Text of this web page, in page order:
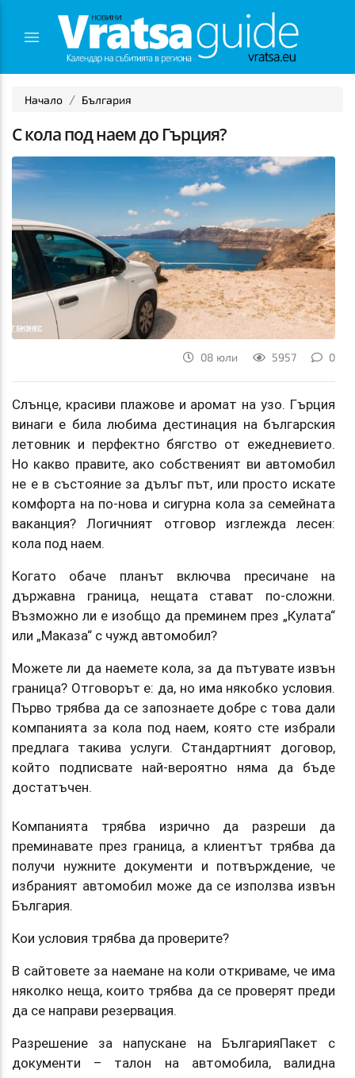
Начало България
С кола под наем до Гърция?
08 юли 5957 0
Слънце, красиви плажове и аромат на узо. Гърция
винаги е била любима дестинация на българския
летовник и перфектно бягство от ежедневието.
Но какво правите, ако собственият ви автомобил
не е в състояние за дълъг път, или просто искате
комфорта на по-нова и сигурна кола за семейната
ваканция? Логичният отговор изглежда лесен:
кола под наем.
Когато обаче планът включва пресичане на
държавна граница, нещата стават по-сложни.
Възможно ли е изобщо да преминем през „Кулата“
или „Маказа“ с чужд автомобил?
Можете ли да наемете кола, за да пътувате извън
граница? Отговорът е: да, но има някобко условия.
Първо трябва да се запознаете добре с това дали
компанията за кола под наем, която сте избрали
предлага такива услуги. Стандартният договор,
който подписвате най-вероятно няма да бъде
достатъчен.
Компанията трябва изрично да разреши да
преминавате през граница, а клиентът трябва да
получи нужните документи и потвърждение, че
избраният автомобил може да се използва извън
България.
Кои условия трябва да проверите?
В сайтовете за наемане на коли откриваме, че има
няколко неща, които трябва да се проверят преди
да се направи резервация.
Разрешение за напускане на БългарияПакет с
документи – талон на автомобила, валидна